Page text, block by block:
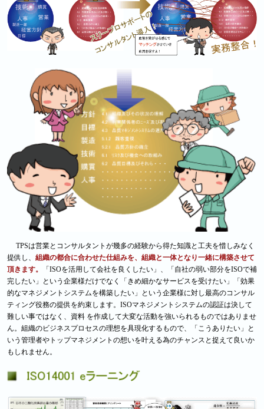
TPSは営業とコンサルタントが幾多の経験から得た知識と工夫を惜しみなく
提供し、 組織の都合に合わせた仕組みを、組織と一体となり一緒に構築させて
頂きます。
「ISOを活用して会社を良くしたい」、「自社の弱い部分をISOで補
完したい」という企業様だけでなく「きめ細かなサービスを受けたい」「効果
的なマネジメントシステムを構築したい」という企業様に対し最高のコンサル
ティング役務の提供を約束します。ISOマネジメントシステムの認証は決して
難しい事ではなく、資料 を作成して大変な活動を強いられるものではありませ
ん。組織のビジネスプロセスの理想を具現化するもので、「こうありたい」と
いう管理者やトップマネジメントの想いを叶える為のチャンスと捉えて良いか
もしれません。